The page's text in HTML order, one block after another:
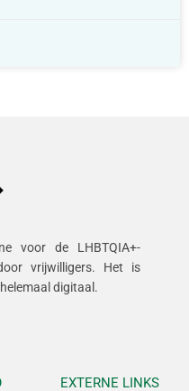
voor de LHBTQIA+-
vrijwilligers. Het is
digitaal.
EXTERNE LINKS